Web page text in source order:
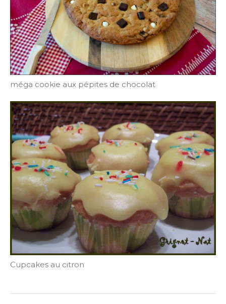
méga cookie aux pépites de chocolat
Cupcakes au citron